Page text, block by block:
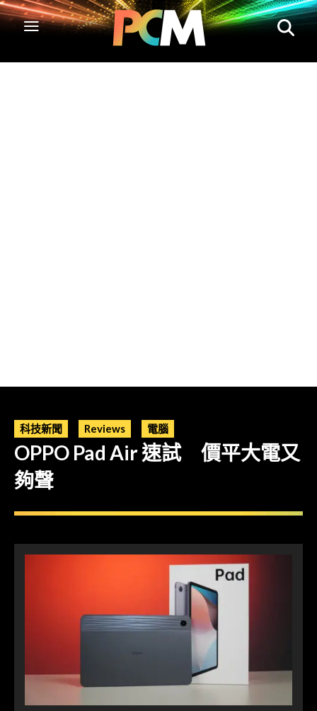
科技新聞 Reviews 電腦
OPPO Pad Air 速試 價平大電又
夠聲